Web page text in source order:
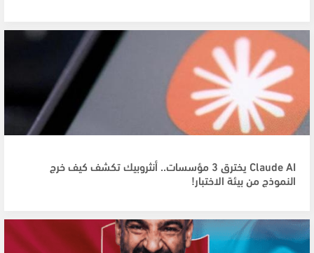
Claude AI يخترق 3 مؤسسات.. أنثروبيك تكشف كيف خرج
النموذج من بيئة الاختبار!